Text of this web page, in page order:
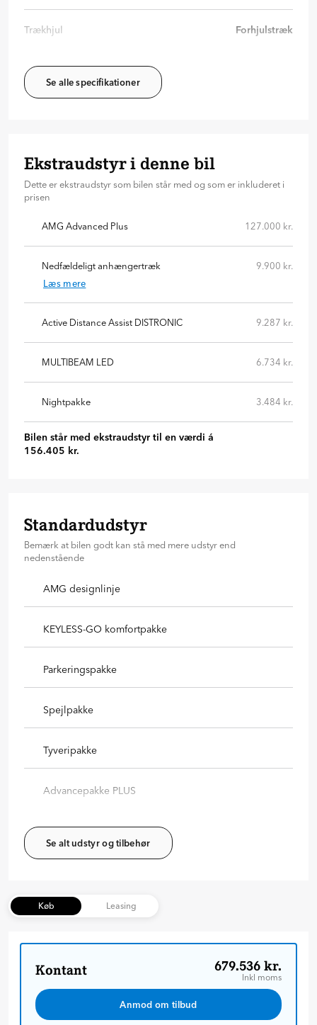
Trækhjul Forhjulstræk
Se alle specifikationer
Ekstraudstyr i denne bil
Dette er ekstraudstyr som bilen står med og som er inkluderet i
prisen
AMG Advanced Plus 127.000 kr.
Nedfældeligt anhængertræk
Læs mere
9.900 kr.
Active Distance Assist DISTRONIC 9.287 kr.
MULTIBEAM LED 6.734 kr.
Nightpakke 3.484 kr.
Bilen står med ekstraudstyr til en værdi á
156.405 kr.
Standardudstyr
Bemærk at bilen godt kan stå med mere udstyr end
nedenstående
AMG designlinje
KEYLESS-GO komfortpakke
Parkeringspakke
Spejlpakke
Tyveripakke
Advancepakke PLUS
Se alt udstyr og tilbehør
Køb Leasing
Kontant 679.536 kr.
Inkl moms
Anmod om tilbud